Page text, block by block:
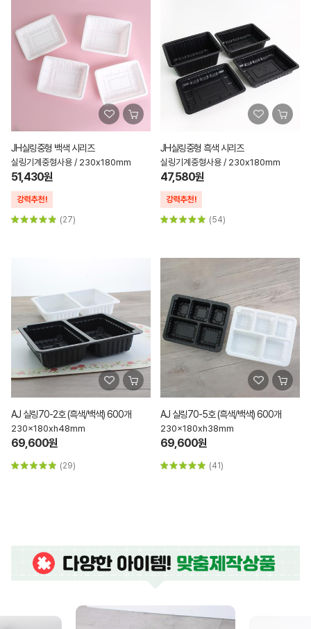
JH실링중형 백색 시리즈
실링기계중형사용 / 230x180mm
51,430원
(27)
JH실링중형 흑색 시리즈
실링기계중형사용 / 230x180mm
47,580원
(54)
AJ 실링70-2호 (흑색/백색) 600개
230x180xh48mm
69,600원
(29)
AJ 실링70-5호 (흑색/백색) 600개
230x180xh38mm
69,600원
(41)